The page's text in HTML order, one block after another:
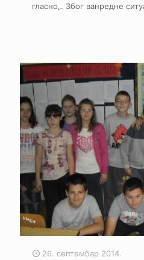
гласно„. Због ванредне
26. септембар 2014.